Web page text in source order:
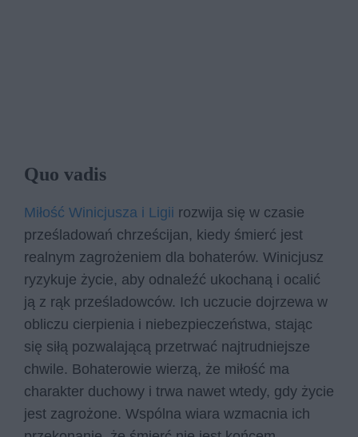
Quo vadis
Miłość Winicjusza i Ligii rozwija się w czasie
prześladowań chrześcijan, kiedy śmierć jest
realnym zagrożeniem dla bohaterów. Winicjusz
ryzykuje życie, aby odnaleźć ukochaną i ocalić
ją z rąk prześladowców. Ich uczucie dojrzewa w
obliczu cierpienia i niebezpieczeństwa, stając
się siłą pozwalającą przetrwać najtrudniejsze
chwile. Bohaterowie wierzą, że miłość ma
charakter duchowy i trwa nawet wtedy, gdy życie
jest zagrożone. Wspólna wiara wzmacnia ich